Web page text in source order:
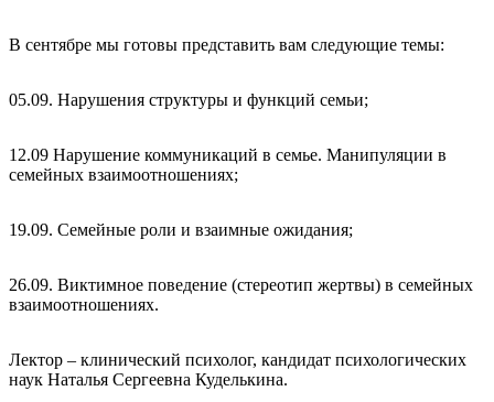
В сентябре мы готовы представить вам следующие темы:
05.09. Нарушения структуры и функций семьи;
12.09 Нарушение коммуникаций в семье. Манипуляции в
семейных взаимоотношениях;
19.09. Семейные роли и взаимные ожидания;
26.09. Виктимное поведение (стереотип жертвы) в семейных
взаимоотношениях.
Лектор – клинический психолог, кандидат психологических
наук Наталья Сергеевна Куделькина.